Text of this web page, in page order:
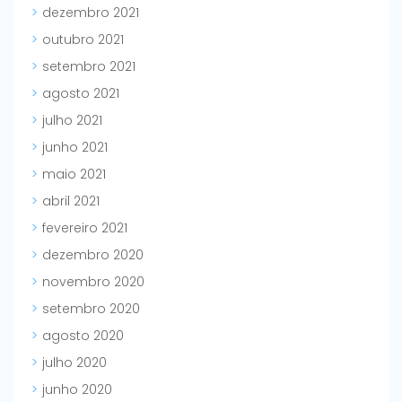
dezembro 2021
outubro 2021
setembro 2021
agosto 2021
julho 2021
junho 2021
maio 2021
abril 2021
fevereiro 2021
dezembro 2020
novembro 2020
setembro 2020
agosto 2020
julho 2020
junho 2020